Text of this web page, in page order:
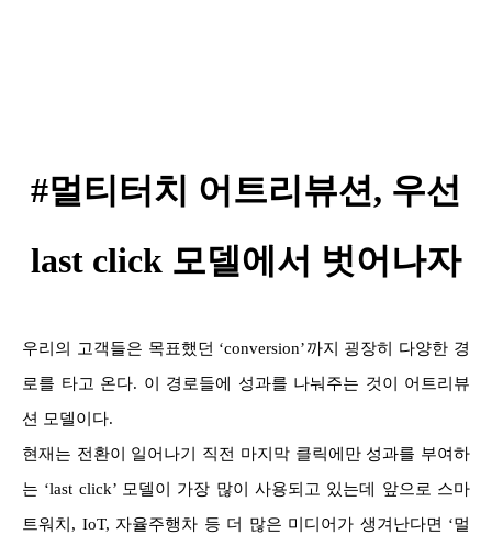
#멀티터치 어트리뷰션, 우선
last click 모델에서 벗어나자
우리의 고객들은 목표했던 ‘conversion’까지 굉장히 다양한 경
로를 타고 온다. 이 경로들에 성과를 나눠주는 것이 어트리뷰
션 모델이다.
현재는 전환이 일어나기 직전 마지막 클릭에만 성과를 부여하
는 ‘last click’ 모델이 가장 많이 사용되고 있는데 앞으로 스마
트워치, IoT, 자율주행차 등 더 많은 미디어가 생겨난다면 ‘멀